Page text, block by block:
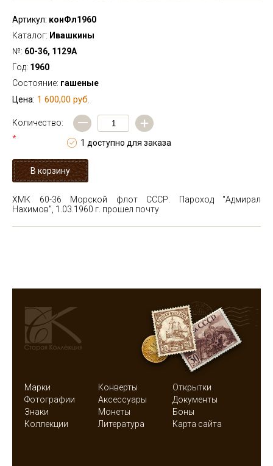
Артикул: конФл1960
Каталог: Ивашкины
№: 60-36, 1129А
Год: 1960
Состояние: гашеные
Цена: 1 600,00 руб.
Количество:
*
— +
1 доступно для заказа
ХМК 60-36 Морской флот СССР. Пароход "Адмирал
Нахимов", 1.03.1960 г. прошел почту
Марки Конверты
Открытки
Фотографии
Аксессуары
Документы
Знаки
Монеты
Боны
Коллекции
Литература Карта сайта